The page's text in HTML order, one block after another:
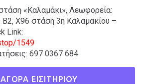
«Καλαμάκι», Λεωφορεία:
B2, X96 στάση 3η Καλαμακίου –
Link:
1549
697 0367 684
ΑΓΟΡΑ ΕΙΣΙΤΗΡΙΟΥ